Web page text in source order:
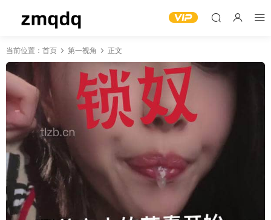
当前位置： 首页 第一视角 正文